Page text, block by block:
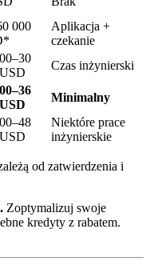
000
Aplikacja +
czekanie
Czas inżynierski
Minimalny
Niektóre prace
inżynierskie
od zatwierdzenia i
Zoptymalizuj swoje
kredyty z rabatem.